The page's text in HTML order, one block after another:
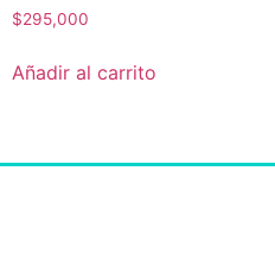
$295,000
Añadir al carrito